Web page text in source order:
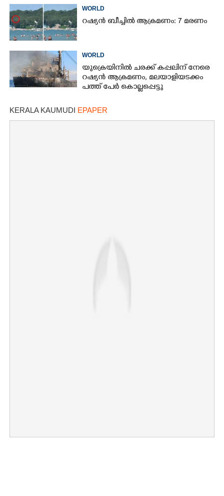
WORLD
റഷ്യൻ ബീച്ചിൽ ആക്രമണം: 7 മരണം
WORLD
യുക്രെയിനിൽ ചരക്ക് കപ്പലിന് നേരെ
റഷ്യൻ ആക്രമണം,​ മലയാളിയടക്കം
പത്ത് പേർ കൊല്ലപ്പെട്ടു
KERALA KAUMUDI EPAPER